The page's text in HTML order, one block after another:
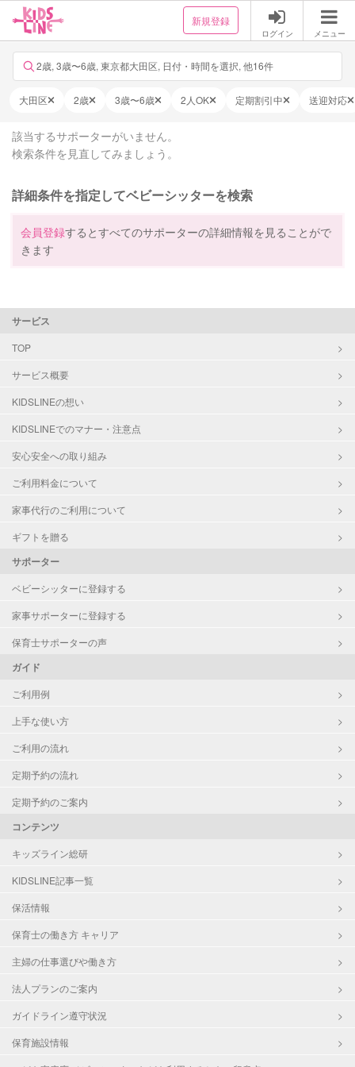
新規登録
ログイン メニュー
2歳, 3歳〜6歳, 東京都大田区, 日付・時間を選択, 他16件
大田区 2歳 3歳〜6歳 2人OK 定期割引中 送迎対応
該当するサポーターがいません。
検索条件を見直してみましょう。
詳細条件を指定してベビーシッターを検索
会員登録するとすべてのサポーターの詳細情報を見ることがで
きます
サービス
TOP
サービス概要
KIDSLINEの想い
KIDSLINEでのマナー・注意点
安心安全への取り組み
ご利用料金について
家事代行のご利用について
ギフトを贈る
サポーター
ベビーシッターに登録する
家事サポーターに登録する
保育士サポーターの声
ガイド
ご利用例
上手な使い方
ご利用の流れ
定期予約の流れ
定期予約のご案内
コンテンツ
キッズライン総研
KIDSLINE記事一覧
保活情報
保育士の働き方 キャリア
主婦の仕事選びや働き方
法人プランのご案内
ガイドライン遵守状況
保育施設情報